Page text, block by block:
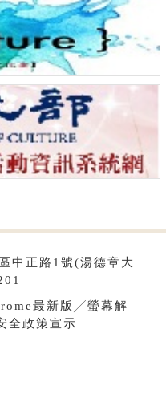
中正路1號(湯德章大
最新版╱螢幕解
全政策宣示